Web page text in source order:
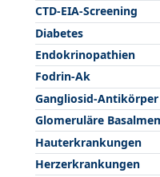
CTD-EIA-Screening
Diabetes
Endokrinopathien
Fodrin-Ak
Gangliosid-Antikörper
Glomeruläre
Hauterkrankungen
Herzerkrankungen